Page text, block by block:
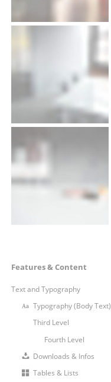
Navigation
Features & Content
Text and Typography
Typography (Body Text)
Third Level
Fourth Level
Downloads & Infos
Tables & Lists